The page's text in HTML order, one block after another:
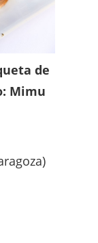
de
Mimu